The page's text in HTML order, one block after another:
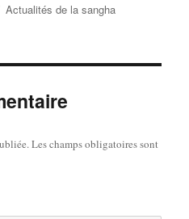
Catégories
Actualités de la sangha
Les champs obligatoires sont